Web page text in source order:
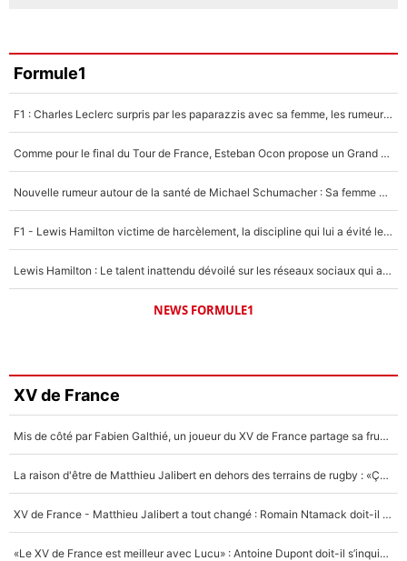
Formule1
F1 : Charles Leclerc surpris par les paparazzis avec sa femme, les rumeurs étaient vraies !
Comme pour le final du Tour de France, Esteban Ocon propose un Grand Prix de Formule 1 à Paris : «Autour de l’Arc de Triomphe, ce serait génial» !
Nouvelle rumeur autour de la santé de Michael Schumacher : Sa femme Corinna sort du silence
F1 - Lewis Hamilton victime de harcèlement, la discipline qui lui a évité le pire : «J'aurais probablement mal tourné»
Lewis Hamilton : Le talent inattendu dévoilé sur les réseaux sociaux qui a impressionné Kim Kardashian pendant leurs vacances en amoureux !
NEWS FORMULE1
XV de France
Mis de côté par Fabien Galthié, un joueur du XV de France partage sa frustration : «ils ne me l’ont pas dit tout de suite»
La raison d'être de Matthieu Jalibert en dehors des terrains de rugby : «Ça m'atteint autant que si tu touches à un membre de ma famille»
XV de France - Matthieu Jalibert a tout changé : Romain Ntamack doit-il s’inquiéter pour sa place à un an de la Coupe du monde ?
«Le XV de France est meilleur avec Lucu» : Antoine Dupont doit-il s’inquiéter pour sa place ?